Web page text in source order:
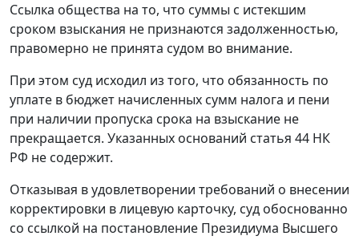
Ссылка общества на то, что суммы с истекшим
сроком взыскания не признаются задолженностью,
правомерно не принята судом во внимание.
При этом суд исходил из того, что обязанность по
уплате в бюджет начисленных сумм налога и пени
при наличии пропуска срока на взыскание не
прекращается. Указанных оснований статья 44 НК
РФ не содержит.
Отказывая в удовлетворении требований о внесении
корректировки в лицевую карточку, суд обоснованно
со ссылкой на постановление Президиума Высшего